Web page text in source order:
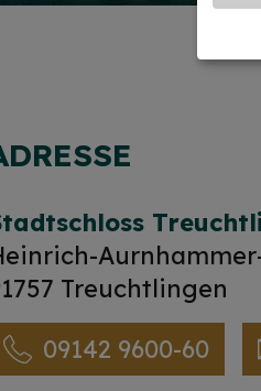
Treuchtlingen
09142 9600-60